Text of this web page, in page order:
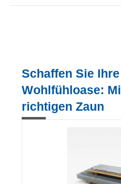
Produktgalerie überspringen
Schaffen Sie Ihre
Wohlfühloase:
richtigen Zaun